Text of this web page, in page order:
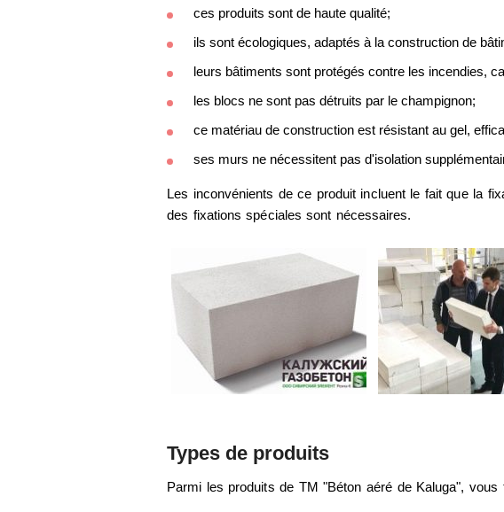
ces produits sont de haute qualité;
ils sont écologiques, adaptés à la construction de
leurs bâtiments sont protégés contre les incendies,
les blocs ne sont pas détruits par le champignon;
ce matériau de construction est résistant au gel,
ses murs ne nécessitent pas d'isolation
Les inconvénients de ce produit incluent le fait que la
des fixations spéciales sont nécessaires.
Types de produits
Parmi les produits de TM "Béton aéré de Kaluga",